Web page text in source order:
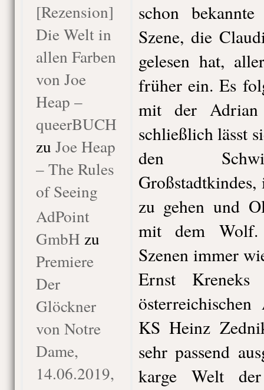
[Rezension]
Die Welt in
allen Farben
von Joe
Heap –
queerBUCH
zu Joe Heap
– The Rules
of Seeing
AdPoint
GmbH zu
Premiere
Der
Glöckner
von Notre
Dame,
14.06.2019,
schon
Szene, die
gelesen hat,
früher ein. Es
mit der
schließlich lässt
den
zu gehen und
mit dem Wolf.
Szenen immer
Ernst Kreneks
KS Heinz
sehr passend
karge Welt